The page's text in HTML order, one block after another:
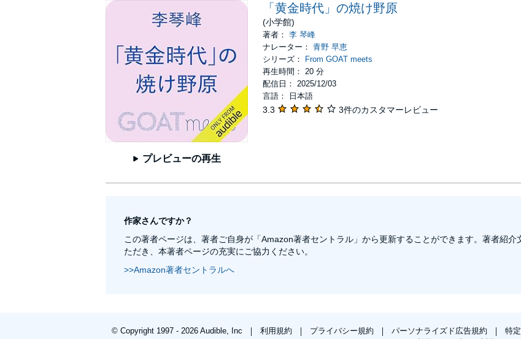
プレビューの再生
「黄金時代」の焼け野原
(小学館)
著者： 李 琴峰
ナレーター： 青野 早恵
シリーズ：
From GOAT meets
再生時間： 20 分
配信日： 2025/12/03
言語： 日本語
3.3 3件のカスタマーレビュー
作家さんですか？
この著者ページは、著者ご自身が「Amazon著者セントラル」から更新することができます。著者紹
ただき、本著者ページの充実にご協力ください。
>>Amazon著者セントラルへ
© Copyright 1997 - 2026 Audible, Inc 利用規約 プライバシー規約 パーソナライズド広告規約 特